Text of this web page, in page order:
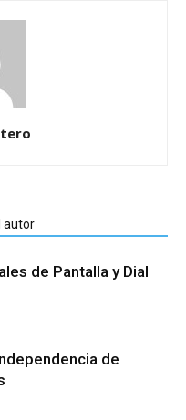
autor
de Pantalla y Dial
de